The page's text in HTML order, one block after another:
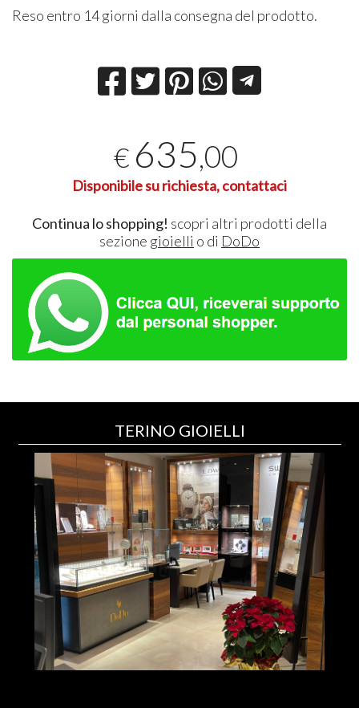
Reso entro 14 giorni dalla consegna del prodotto.
€ 635,00
Disponibile su richiesta, contattaci
Continua lo shopping! scopri altri prodotti della
sezione gioielli o di DoDo
TERINO GIOIELLI